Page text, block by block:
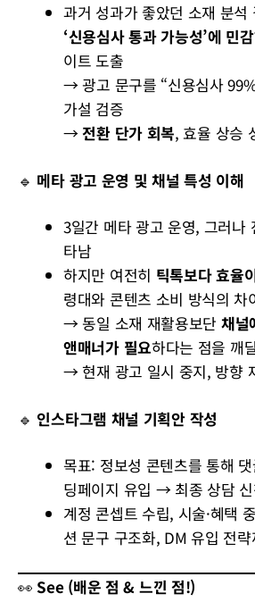
과거 성과가 좋았던 소재 분석
‘신용심사 통과 가능성’에 민
이트 도출
→ 광고 문구를 “신용심사
가설 검증
→전환 단가 회복, 효율 상승
🔹 메타 광고 운영 및 채널 특성 이해
3일간 메타 광고 운영, 그러나
타남
하지만 여전히 틱톡보다 효율
령대와 콘텐츠 소비 방식의 차
→ 동일 소재 재활용보단 채널
앤매너가 필요하다는 점을 깨
→ 현재 광고 일시 중지, 방향
🔹 인스타그램 채널 기획안 작성
목표: 정보성 콘텐츠를 통해
딩페이지 유입 → 최종 상담
계정 콘셉트 수립, 시술·혜택
션 문구 구조화, DM 유입 전략
👀 See (배운 점 & 느낀 점!)